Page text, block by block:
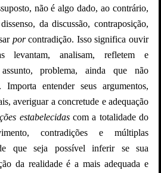
não é algo dado, ao contrário,
da discussão, contraposição,
porcontradição. Isso significa ouvir
levantam, analisam, refletem e
problema, ainda que não
Importa entender seus argumentos,
averiguar a concretude e adequação
estabelecidascom a totalidade do
contradições e múltiplas
que seja possível inferir se sua
da realidade é a mais adequada e